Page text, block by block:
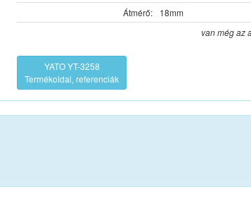
Átmérő:
18mm
van még az
YATO YT-3258
Termékoldal, referenciák